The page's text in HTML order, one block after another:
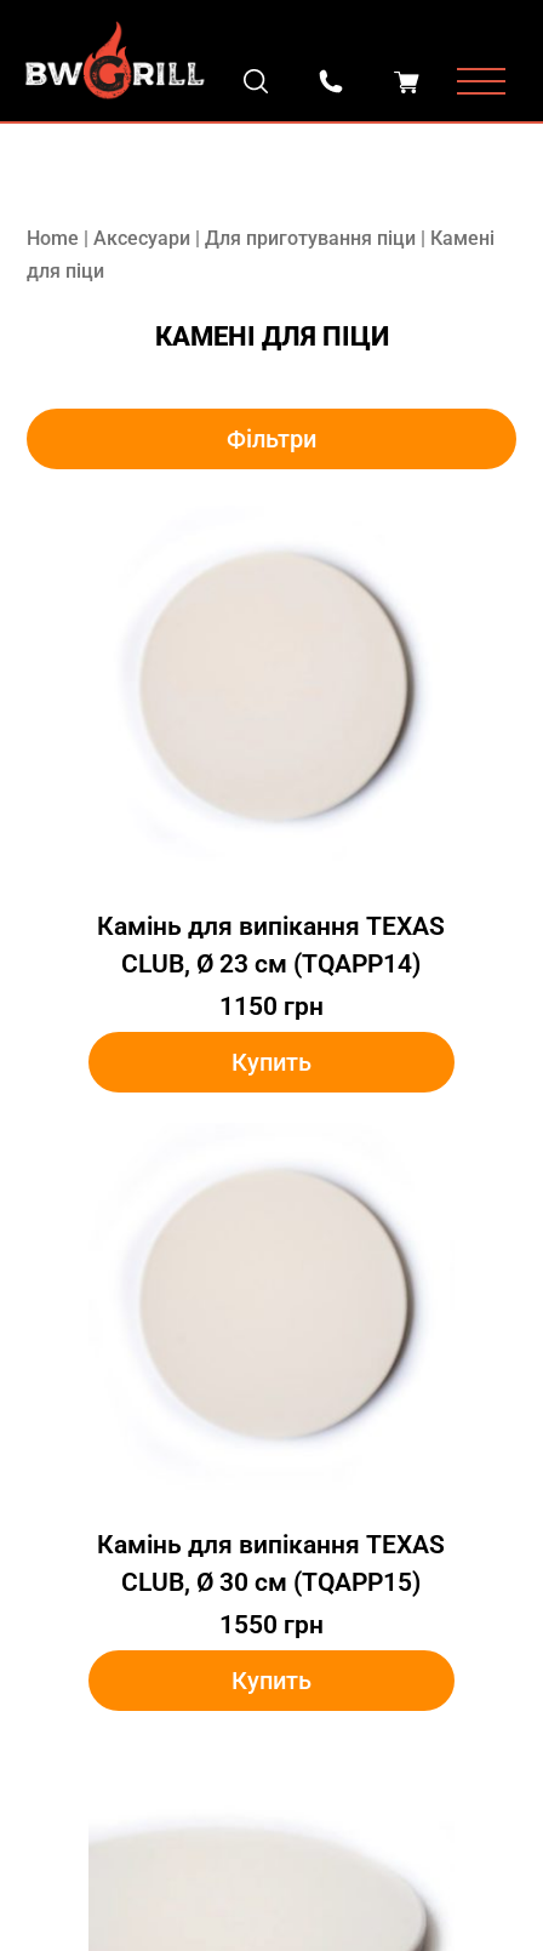
Home |Аксесуари |Для приготування піци | Камені
для піци
КАМЕНІ ДЛЯ ПІЦИ
Фільтри
Камінь для випікання TEXAS
CLUB, Ø 23 см (TQAPP14)
1150 грн
Купить
Камінь для випікання TEXAS
CLUB, Ø 30 см (TQAPP15)
1550 грн
Купить